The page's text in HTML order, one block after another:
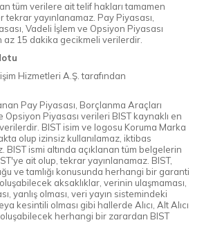
tüm verilere ait telif hakları tamamen
tekrar yayınlanamaz. Pay Piyasası,
Vadeli İşlem ve Opsiyon Piyasası
az 15 dakika gecikmeli verilerdir.
Hizmetleri A.Ş. tarafından
Pay Piyasası, Borçlanma Araçları
Opsiyon Piyasası verileri BIST kaynaklı en
BIST isim ve logosu Koruma Marka
olup izinsiz kullanılamaz, iktibas
BIST ismi altında açıklanan tüm belgelerin
ait olup, tekrar yayınlanamaz. BIST,
ve tamlığı konusunda herhangi bir garanti
aksaklıklar, verinin ulaşmaması,
yanlış olması, veri yayın sistemindeki
kesintili olması gibi hallerde Alıcı, Alt Alıcı
oluşabilecek herhangi bir zarardan BIST